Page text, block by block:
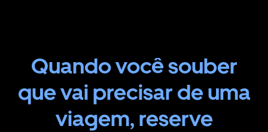
Quando você souber
que vai precisar de uma
viagem, reserve